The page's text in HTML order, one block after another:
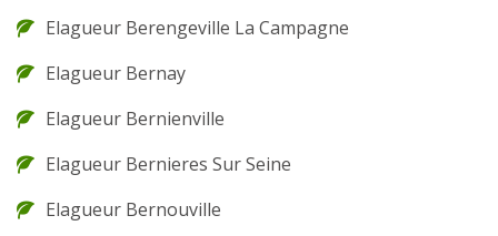
Elagueur Berengeville La Campagne
Elagueur Bernay
Elagueur Bernienville
Elagueur Bernieres Sur Seine
Elagueur Bernouville